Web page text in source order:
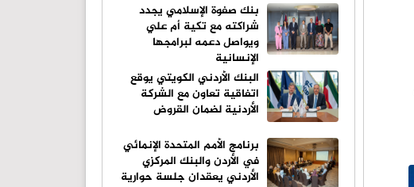
بنك صفوة الإسلامي يجدد
شراكته مع تكية أم علي
ويواصل دعمه لبرامجها
الإنسانية
البنك الأردني الكويتي يوقع
اتفاقية تعاون مع الشركة
الأردنية لضمان القروض
برنامج الأمم المتحدة الإنمائي
في الأردن والبنك المركزي
الأردني يعقدان جلسة حوارية